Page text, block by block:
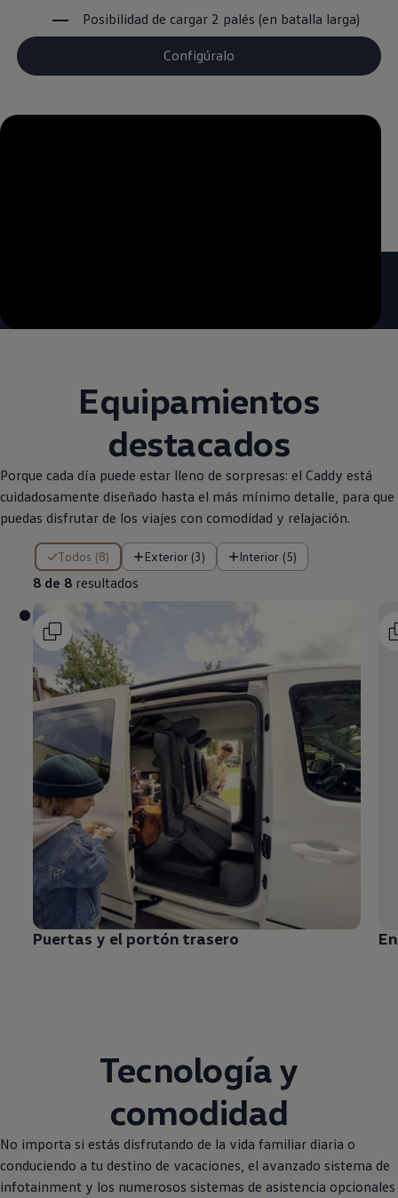
Remaining time, --:--
Posibilidad de cargar 2 palés (en batalla larga)
Configúralo
Equipamientos
destacados
Porque cada día puede estar lleno de sorpresas: el Caddy está
cuidadosamente diseñado hasta el más mínimo detalle, para que
puedas disfrutar de los viajes con comodidad y relajación.
Todos (8) Exterior (3) Interior (5)
8 de 8 resultados
8 de 8 resultados
Puertas y el portón trasero
Tecnología y
comodidad
No importa si estás disfrutando de la vida familiar diaria o
conduciendo a tu destino de vacaciones, el avanzado sistema de
infotainment y los numerosos sistemas de asistencia opcionales